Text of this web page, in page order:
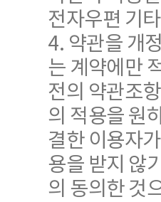
전자우편 기
4. 약관을 개
는 계약에만
전의 약관조
의 적용을 원
결한 이용자
용을 받지 않
의 동의한 것